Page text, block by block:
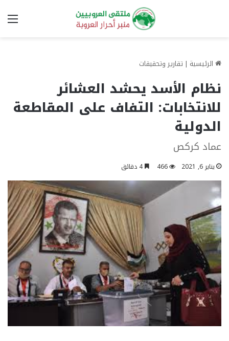
الرئيسية | تقارير وتحقيقات
نظام الأسد يحشد العشائر
للانتخابات: التفاف على المقاطعة
الدولية
عماد كركص
يناير 6, 2021 466